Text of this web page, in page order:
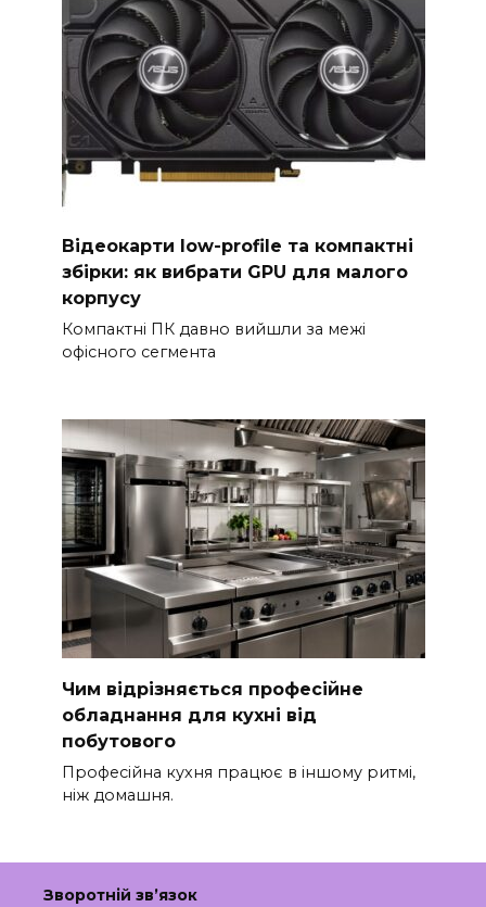
Відеокарти low-profile та компактні
збірки: як вибрати GPU для малого
корпусу
Компактні ПК давно вийшли за межі
офісного сегмента
Чим відрізняється професійне
обладнання для кухні від
побутового
Професійна кухня працює в іншому ритмі,
ніж домашня.
Зворотній зв’язок